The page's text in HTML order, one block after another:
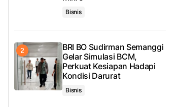
Bisnis
BRI BO Sudirman Semanggi
Gelar Simulasi BCM,
Perkuat Kesiapan Hadapi
Kondisi Darurat
Bisnis